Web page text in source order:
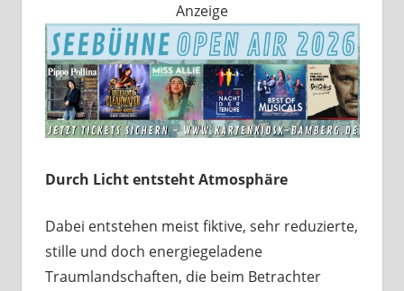
Anzeige
Durch Licht entsteht Atmosphäre
Dabei entstehen meist fiktive, sehr reduzierte,
stille und doch energiegeladene
Traumlandschaften, die beim Betrachter